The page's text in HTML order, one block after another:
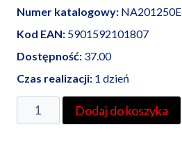
Numer katalogowy: NA201250E
Kod EAN: 5901592101807
Dostępność: 37.00
Czas realizacji: 1 dzień
ilość
EM
Dodaj do koszyka